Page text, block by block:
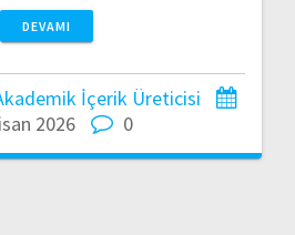
DEVAMI
İçerik Üreticisi
2026
0